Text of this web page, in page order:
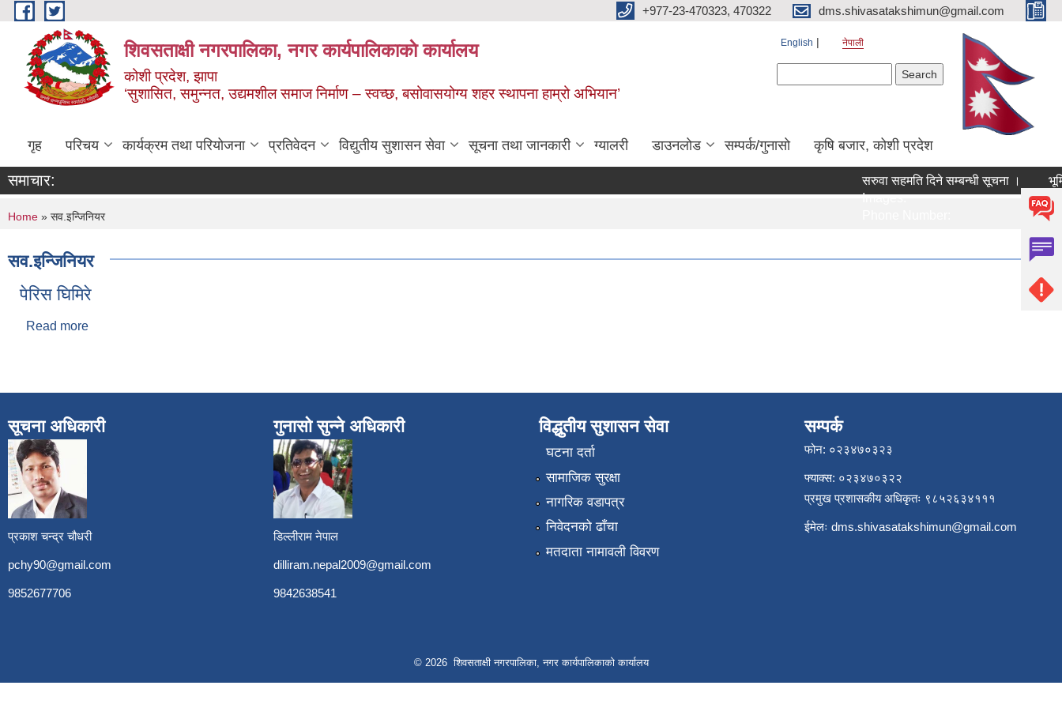
Skip to main content +977-23-470323, 470322 dms.shivasatakshimun@gmail.com
शिवसताक्षी नगरपालिका, नगर कार्यपालिकाकाे कार्यालय
कोशी प्रदेश, झापा
‘सुशासित, समुन्‍नत, उद्यमशील समाज निर्माण – स्वच्छ, बसोवासयोग्य शहर स्थापना हाम्रो अभियान’
English नेपाली
गृह परिचय कार्यक्रम तथा परियोजना प्रतिवेदन विद्युतीय सुशासन सेवा सूचना तथा जानकारी ग्यालरी डाउनलाेड सम्पर्क/गुनासाे कृषि बजार, कोशी प्रदेश
समाचार:
सरुवा सहमति दिने सम्बन्धी सूचना ।
Images:
You are here
Home » सव.इन्जिनियर
सव.इन्जिनियर
पेरिस घिमिरे
Read more
सूचना अधिकारी
प्रकाश चन्द्र चौधरी
pchy90@gmail.com
9852677706
गुनासो सुन्ने अधिकारी
डिल्लीराम नेपाल
dilliram.nepal2009@gmail.com
9842638541
विद्धुतीय सुशासन सेवा
घटना दर्ता
सामाजिक सुरक्षा
नागरिक वडापत्र
निवेदनको ढाँचा
मतदाता नामावली विवरण
सम्पर्क
फोन: ०२३४७०३२३
फ्याक्स: ०२३४७०३२२
प्रमुख प्रशासकीय अधिकृतः ९८५२६३४१११
ईमेलः dms.shivasatakshimun@gmail.com
© 2026 शिवसताक्षी नगरपालिका, नगर कार्यपालिकाकाे कार्यालय